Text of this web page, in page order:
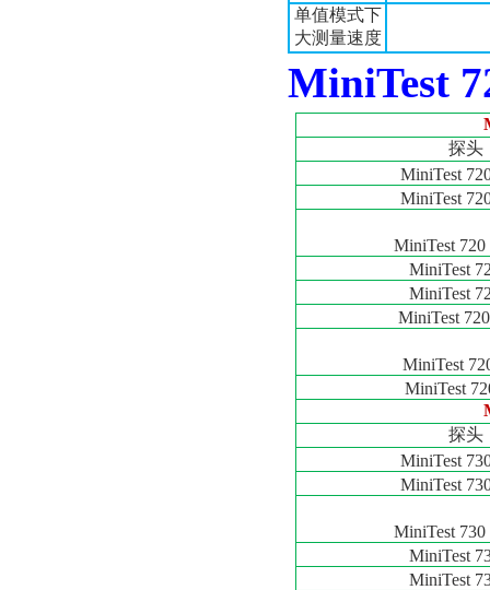
单值模式下
大测量速度
MiniTest
探头
MiniTest
MiniTest
MiniTest 720
MiniTest
MiniTest
MiniTest
MiniTest
MiniTest
探头
MiniTest
MiniTest
MiniTest 730
MiniTest
MiniTest